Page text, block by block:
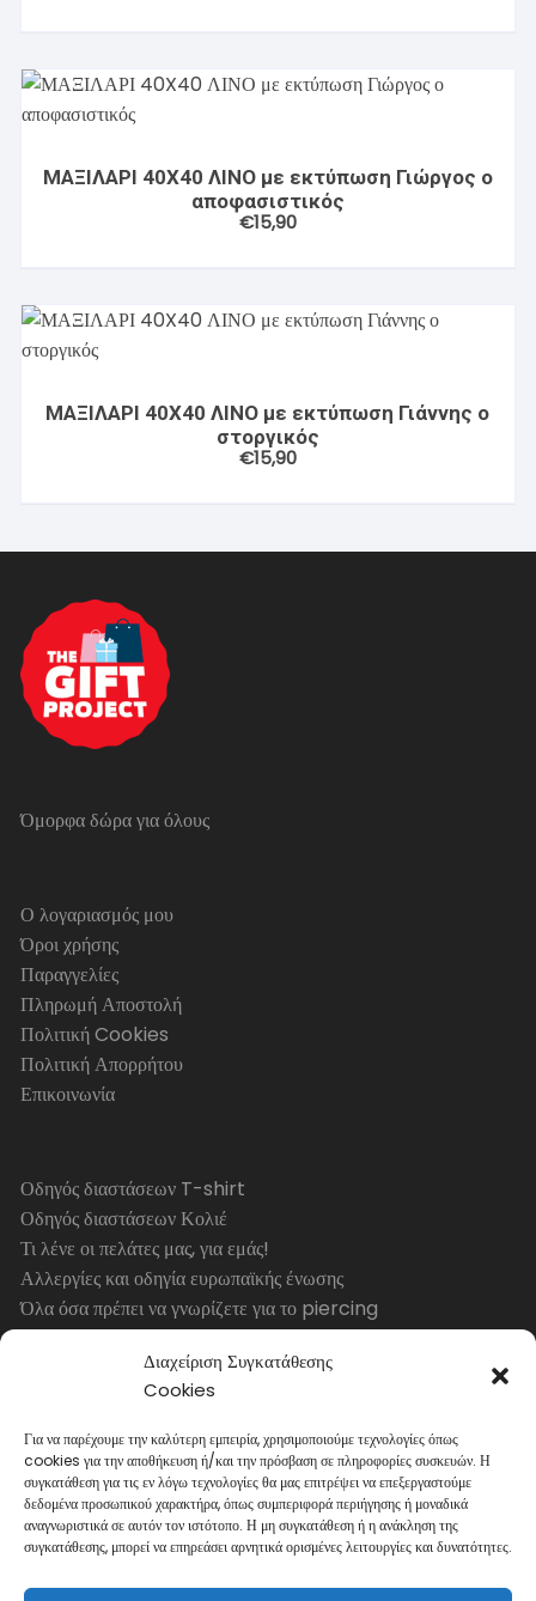
Διαχείριση Συγκατάθεσης
Cookies
Για να παρέχουμε την καλύτερη εμπειρία, χρησιμοποιούμε τεχνολογίες όπως
cookies για την αποθήκευση ή/και την πρόσβαση σε πληροφορίες συσκευών. Η
συγκατάθεση για τις εν λόγω τεχνολογίες θα μας επιτρέψει να επεξεργαστούμε
δεδομένα προσωπικού χαρακτήρα, όπως συμπεριφορά περιήγησης ή μοναδικά
αναγνωριστικά σε αυτόν τον ιστότοπο. Η μη συγκατάθεση ή η ανάκληση της
συγκατάθεσης, μπορεί να επηρεάσει αρνητικά ορισμένες λειτουργίες και δυνατότητες.
ΜΑΞΙΛΑΡΙ 40X40 ΛΙΝΟ με εκτύπωση Γιώργος ο
αποφασιστικός
€15,90
ΜΑΞΙΛΑΡΙ 40X40 ΛΙΝΟ με εκτύπωση Γιάννης ο
στοργικός
€15,90
Όμορφα δώρα για όλους
Ο λογαριασμός μου
Όροι χρήσης
Παραγγελίες
Πληρωμή Αποστολή
Πολιτική Cookies
Πολιτική Απορρήτου
Επικοινωνία
Οδηγός διαστάσεων T-shirt
Οδηγός διαστάσεων Κολιέ
Τι λένε οι πελάτες μας, για εμάς!
Αλλεργίες και οδηγία ευρωπαϊκής ένωσης
Όλα όσα πρέπει να γνωρίζετε για το piercing
ΔΕΥΤ., ΤΕΤ.
10:00 – 15:00
ΤΡΙΤ., ΠΕΜ., ΠΑΡ.